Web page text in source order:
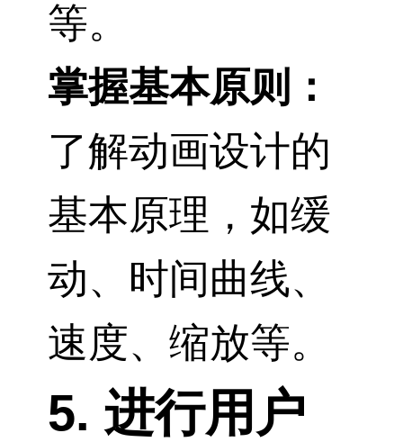
等。
掌握基本原则：
了解动画设计的
基本原理，如缓
动、时间曲线、
速度、缩放等。
5. 进行用户